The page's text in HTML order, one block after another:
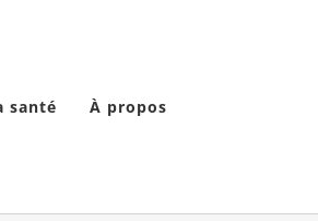
santé À propos